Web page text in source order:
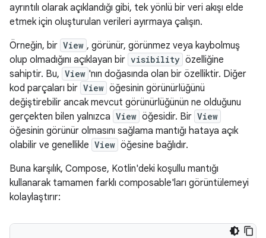
ayrıntılı olarak açıklandığı gibi, tek yönlü bir veri akışı elde
etmek için oluşturulan verileri ayırmaya çalışın.
Örneğin, bir View , görünür, görünmez veya kaybolmuş
olup olmadığını açıklayan bir visibility özelliğine
sahiptir. Bu, View 'nın doğasında olan bir özelliktir. Diğer
kod parçaları bir View öğesinin görünürlüğünü
değiştirebilir ancak mevcut görünürlüğünün ne olduğunu
gerçekten bilen yalnızca View öğesidir. Bir View
öğesinin görünür olmasını sağlama mantığı hataya açık
olabilir ve genellikle View öğesine bağlıdır.
Buna karşılık, Compose, Kotlin'deki koşullu mantığı
kullanarak tamamen farklı composable'ları görüntülemeyi
kolaylaştırır: